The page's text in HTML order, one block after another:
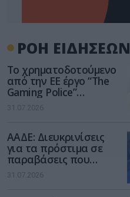
ΡΟΗ ΕΙΔΗΣΕΩΝ
Το χρηματοδοτούμενο
από την ΕΕ έργο “The
Gaming Police”
ενισχύει την ασφάλεια
των παιδιών στο
31.07.2026
ΑΑΔΕ: Διευκρινίσεις
για τα πρόστιμα σε
παραβάσεις που
αφορούν τους ΦΗΜ
31.07.2026